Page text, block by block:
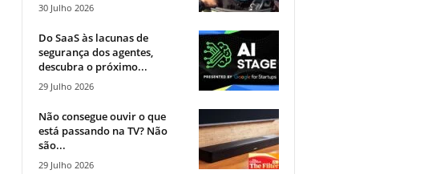
30 Julho 2026
Do SaaS às lacunas de
segurança dos agentes,
descubra o próximo...
29 Julho 2026
Não consegue ouvir o que
está passando na TV? Não
são...
29 Julho 2026